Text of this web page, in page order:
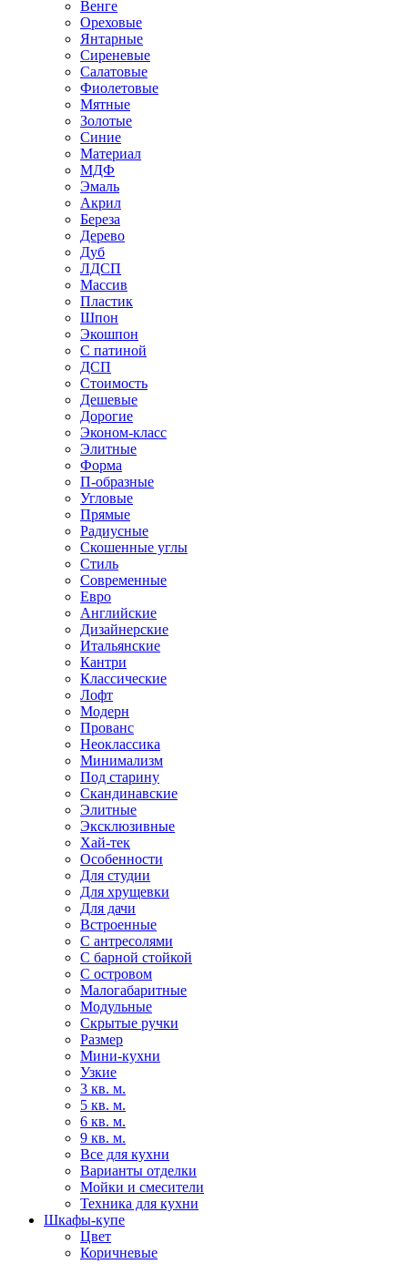
Венге
Ореховые
Янтарные
Сиреневые
Салатовые
Фиолетовые
Мятные
Золотые
Синие
Материал
МДФ
Эмаль
Акрил
Береза
Дерево
Дуб
ЛДСП
Массив
Пластик
Шпон
Экошпон
С патиной
ДСП
Стоимость
Дешевые
Дорогие
Эконом-класс
Элитные
Форма
П-образные
Угловые
Прямые
Радиусные
Скошенные углы
Стиль
Современные
Евро
Английские
Дизайнерские
Итальянские
Кантри
Классические
Лофт
Модерн
Прованс
Неоклассика
Минимализм
Под старину
Скандинавские
Элитные
Эксклюзивные
Хай-тек
Особенности
Для студии
Для хрущевки
Для дачи
Встроенные
С антресолями
С барной стойкой
С островом
Малогабаритные
Модульные
Скрытые ручки
Размер
Мини-кухни
Узкие
3 кв. м.
5 кв. м.
6 кв. м.
9 кв. м.
Все для кухни
Варианты отделки
Мойки и смесители
Техника для кухни
Шкафы-купе
Цвет
Коричневые